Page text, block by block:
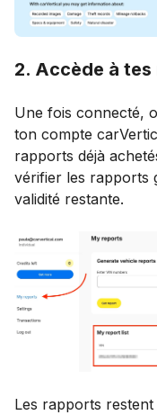
2. Accède à
Une fois connecté,
ton compte
rapports déjà
vérifier les rapports
validité restante.
Les rapports restent